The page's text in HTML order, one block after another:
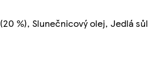
(20 %), Slunečnicový olej, Jedlá sůl